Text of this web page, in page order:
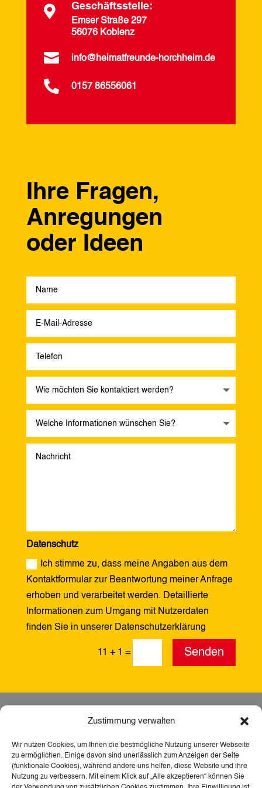
Zustimmung verwalten
Wir nutzen Cookies, um Ihnen die bestmögliche Nutzung unserer Webseite
zu ermöglichen. Einige davon sind unerlässlich zum Anzeigen der Seite
(funktionale Cookies), während andere uns helfen, diese Website und ihre
Nutzung zu verbessern. Mit einem Klick auf „Alle akzeptieren“ können Sie
 Geschäftsstelle:
Emser Straße 297
56076 Koblenz
 info@heimatfreunde-horchheim.de
 0157 86556061
Ihre Fragen,
Anregungen
oder Ideen
Datenschutz
Ich stimme zu, dass meine Angaben aus dem
Kontaktformular zur Beantwortung meiner Anfrage
erhoben und verarbeitet werden. Detaillierte
Informationen zum Umgang mit Nutzerdaten
finden Sie in unserer Datenschutzerklärung
11 + 1 = Senden